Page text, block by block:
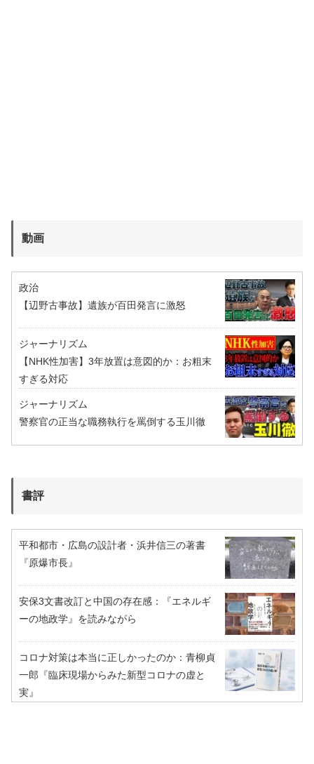
動画
政治
【辺野古事故】遺族が百田発言に激怒
ジャーナリズム
【NHK性加害】3年放置は意図的か：お粗末
すぎる対応
ジャーナリズム
警察官の正当な職務執行を罵倒する玉川徹
書評
平和都市・広島の設計者・浜井信三の著書
『原爆市長』
安保3文書改訂と中国の存在感：『エネルギ
ーの地政学』を読みながら
コロナ対策は本当に正しかったのか：青柳貞
一郎『臨床現場からみた新型コロナの虚と
実』